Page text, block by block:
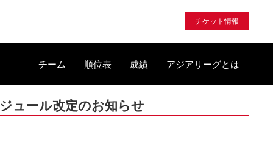
チケット情報
チーム 順位表 成績 アジアリーグとは
ュール改定のお知らせ